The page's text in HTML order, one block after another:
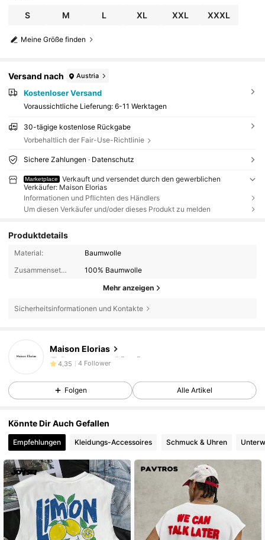
S M L XL XXL XXXL
Meine Größe finden
Versand nach Austria
Kostenloser Versand
Voraussichtliche Lieferung: 6-11 Werktagen
30-tägige kostenlose Rückgabe
Vorbehaltlich der Fair-Use-Richtlinie
Sichere Zahlungen · Datenschutz
Marketplace
Verkauft und versendet durch den gewerblichen
Verkäufer: Maison Elorias
Informationen und Pflichten des Händlers
Um diesen Verkäufer und/oder dieses Produkt zu melden
Produktdetails
Material:
Baumwolle
Zusammensetzung:
100% Baumwolle
Mehr anzeigen
Sicherheitsinformationen und Kontakte
Maison Elorias
4,35 4 Follower
4,35 4 Follower
4,35 4 Follower
Folgen Alle Artikel
Könnte Dir Auch Gefallen
Empfehlungen Kleidungs-Accessoires Schmuck & Uhren